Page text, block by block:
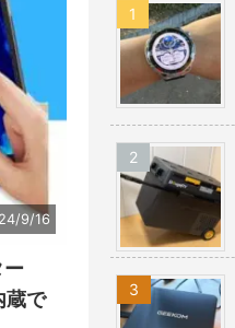
9/16
ー
蔵で